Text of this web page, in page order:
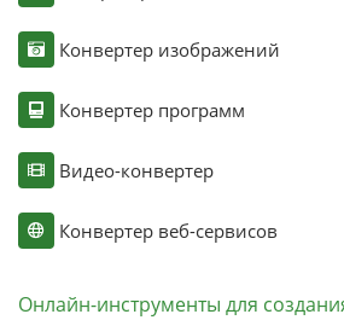
Конвертер изображений
Конвертер программ
Видео-конвертер
Конвертер веб-сервисов
Онлайн-инструменты для